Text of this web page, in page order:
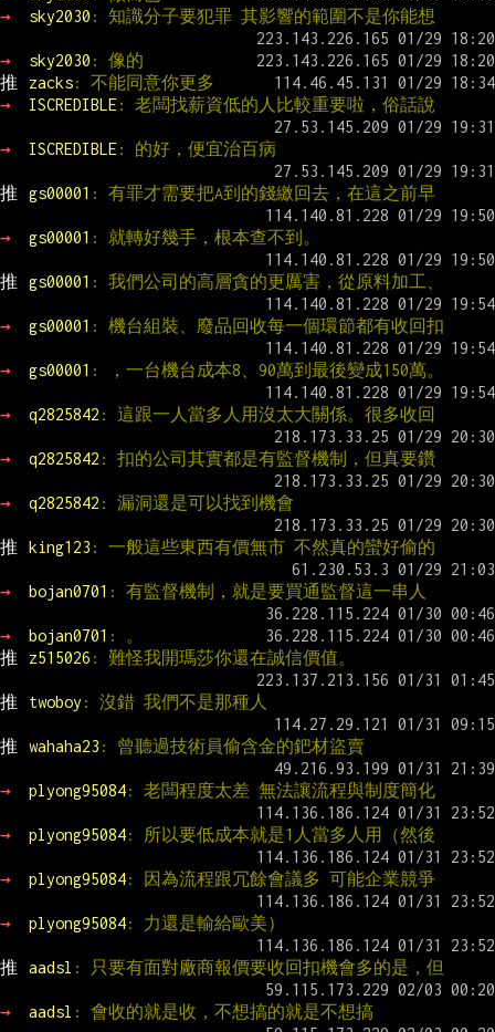
→
sky2030 : 知識分子要犯罪 其影響的範圍不是你能想
→ sky2030 : 像的
推
zacks: 不能同意你更多
→
ISCREDIBLE : 老闆找薪資低的人比較重要啦，俗話說
→ ISCREDIBLE : 的好，便宜治百病
推 gs00001 : 有罪才需要把A到的錢繳回去，在這之前早
→ gs00001 : 就轉好幾手，根本查不到。
推 gs00001 : 我們公司的高層貪的更厲害，從原料加工、
→ gs00001 : 機台組裝、廢品回收每一個環節都有收回扣
→ gs00001 : ，一台機台成本8、90萬到最後變成150萬。
→ q2825842 : 這跟一人當多人用沒太大關係。很多收回
→ q2825842 : 扣的公司其實都是有監督機制，但真要鑽
→ q2825842 : 漏洞還是可以找到機會
推 king123 : 一般這些東西有價無市 不然真的蠻好偷的
→ bojan0701 : 有監督機制，就是要買通監督這一串人
→ bojan0701 : 。
推
z515026 : 難怪我開瑪莎你還在誠信價值。
推 twoboy : 沒錯 我們不是那種人
推 wahaha23 : 曾聽過技術員偷含金的鈀材盜賣
→ plyong95084: 老闆程度太差 無法讓流程與制度簡化
→ plyong95084: 所以要低成本就是1人當多人用（然後
→ plyong95084: 因為流程跟冗餘會議多 可能企業競爭
→ plyong95084: 力還是輸給歐美）
推 aadsl : 只要有面對廠商報價要收回扣機會多的是，但
→ aadsl : 會收的就是收，不想搞的就是不想搞